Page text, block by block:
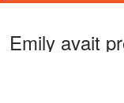
Emily avait